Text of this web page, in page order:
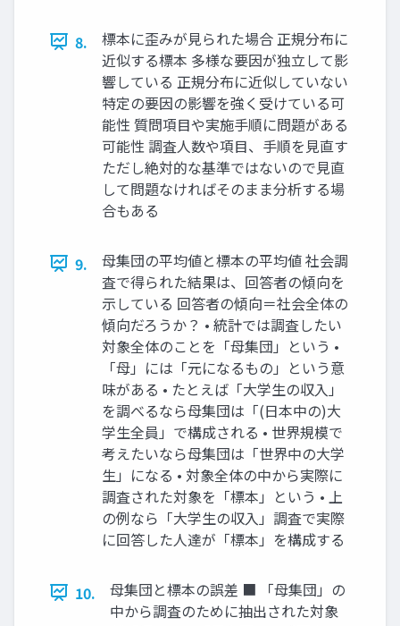
8.
標本に歪みが見られた場合 正規分布に
近似する標本 多様な要因が独立して影
響している 正規分布に近似していない
特定の要因の影響を強く受けている可
能性 質問項目や実施手順に問題がある
可能性 調査人数や項目、手順を見直す
ただし絶対的な基準ではないので見直
して問題なければそのまま分析する場
合もある
9.
母集団の平均値と標本の平均値 社会調
査で得られた結果は、回答者の傾向を
示している 回答者の傾向＝社会全体の
傾向だろうか？ • 統計では調査したい
対象全体のことを「母集団」という •
「母」には「元になるもの」という意
味がある • たとえば「大学生の収入」
を調べるなら母集団は「(日本中の)大
学生全員」で構成される • 世界規模で
考えたいなら母集団は「世界中の大学
生」になる • 対象全体の中から実際に
調査された対象を「標本」という • 上
の例なら「大学生の収入」調査で実際
に回答した人達が「標本」を構成する
10.
母集団と標本の誤差 ■ 「母集団」の
中から調査のために抽出された対象